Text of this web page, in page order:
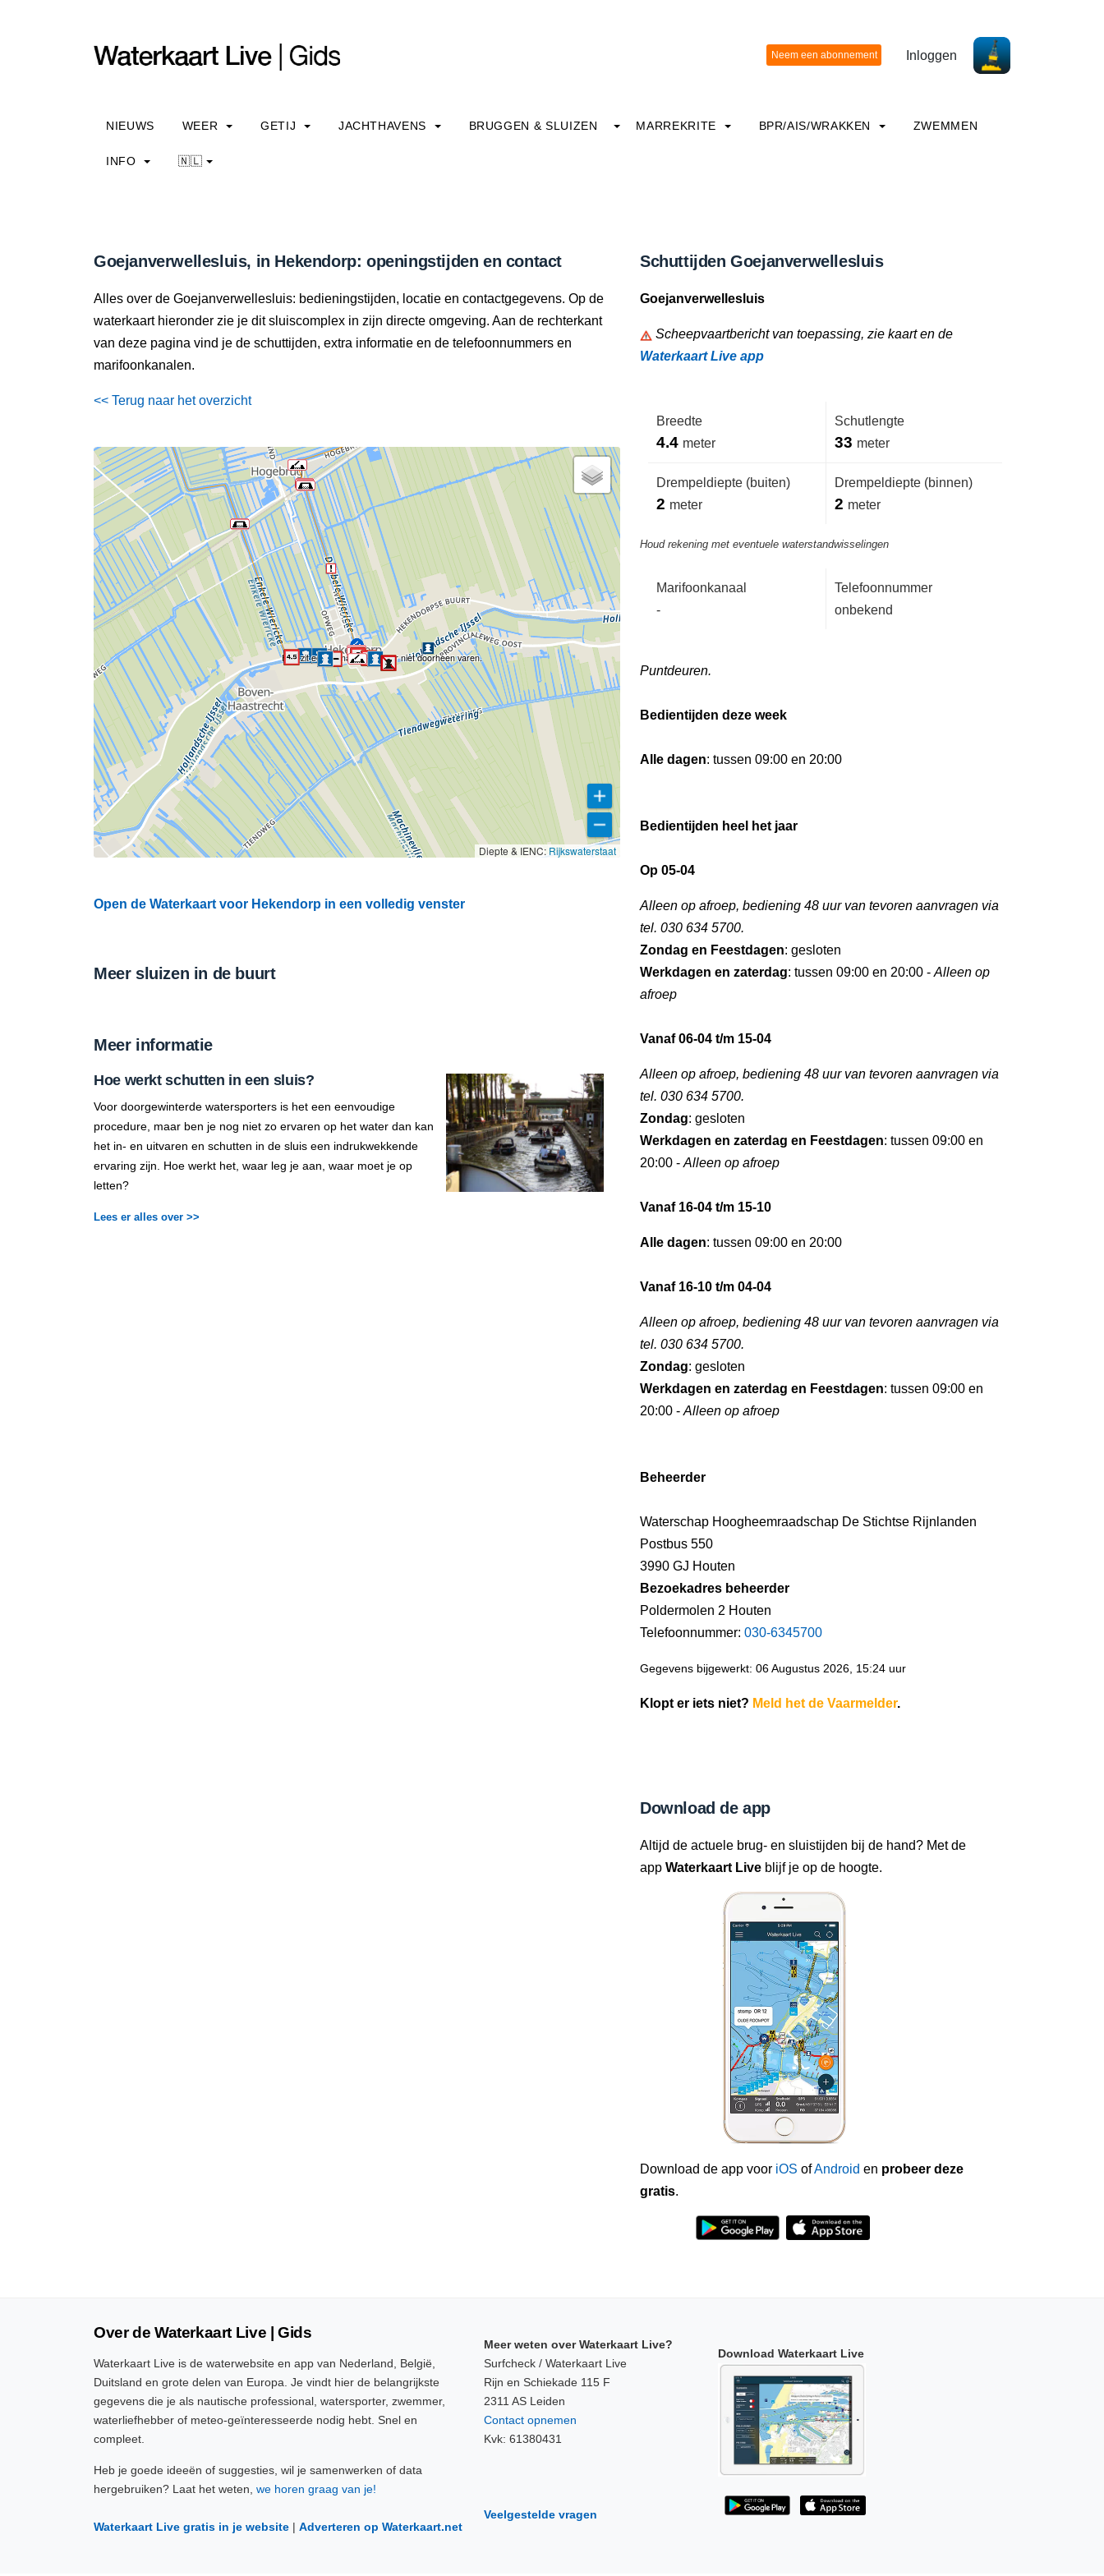
Inloggen
NIEUWS WEER GETIJ JACHTHAVENS BRUGGEN & SLUIZEN MARREKRITE BPR/AIS/WRAKKEN ZWEMMEN
INFO 🇳🇱
Goejanverwellesluis, in Hekendorp: openingstijden en contact
Alles over de Goejanverwellesluis: bedieningstijden, locatie en contactgegevens. Op de
waterkaart hieronder zie je dit sluiscomplex in zijn directe omgeving. Aan de rechterkant
van deze pagina vind je de schuttijden, extra informatie en de telefoonnummers en
marifoonkanalen.
<< Terug naar het overzicht
Hier zit een gemaal. Je kan er niet doorheen varen.
Diepte & IENC: Rijkswaterstaat
Open de Waterkaart voor Hekendorp in een volledig venster
Meer sluizen in de buurt
Meer informatie
Hoe werkt schutten in een sluis?
Voor doorgewinterde watersporters is het een eenvoudige
procedure, maar ben je nog niet zo ervaren op het water dan kan
het in- en uitvaren en schutten in de sluis een indrukwekkende
ervaring zijn. Hoe werkt het, waar leg je aan, waar moet je op
letten?
Lees er alles over >>
Schuttijden Goejanverwellesluis
Goejanverwellesluis
Scheepvaartbericht van toepassing, zie kaart en de
Waterkaart Live app
Breedte
4.4 meter
Schutlengte
33 meter
Drempeldiepte (buiten)
2 meter
Drempeldiepte (binnen)
2 meter
Houd rekening met eventuele waterstandwisselingen
Marifoonkanaal
-
Telefoonnummer
onbekend
Puntdeuren.
Bedientijden deze week
Alle dagen: tussen 09:00 en 20:00
Bedientijden heel het jaar
Op 05-04
Alleen op afroep, bediening 48 uur van tevoren aanvragen via
tel. 030 634 5700.
Zondag en Feestdagen: gesloten
Werkdagen en zaterdag: tussen 09:00 en 20:00 - Alleen op
afroep
Vanaf 06-04 t/m 15-04
Alleen op afroep, bediening 48 uur van tevoren aanvragen via
tel. 030 634 5700.
Zondag: gesloten
Werkdagen en zaterdag en Feestdagen: tussen 09:00 en
20:00 - Alleen op afroep
Vanaf 16-04 t/m 15-10
Alle dagen: tussen 09:00 en 20:00
Vanaf 16-10 t/m 04-04
Alleen op afroep, bediening 48 uur van tevoren aanvragen via
tel. 030 634 5700.
Zondag: gesloten
Werkdagen en zaterdag en Feestdagen: tussen 09:00 en
20:00 - Alleen op afroep
Beheerder
Waterschap Hoogheemraadschap De Stichtse Rijnlanden
Postbus 550
3990 GJ Houten
Bezoekadres beheerder
Poldermolen 2 Houten
Telefoonnummer: 030-6345700
Gegevens bijgewerkt: 06 Augustus 2026, 15:24 uur
Klopt er iets niet? Meld het de Vaarmelder.
Download de app
Altijd de actuele brug- en sluistijden bij de hand? Met de
app Waterkaart Live blijf je op de hoogte.
Download de app voor iOS ofAndroid en probeer deze
gratis.
Over de Waterkaart Live | Gids
Waterkaart Live is de waterwebsite en app van Nederland, België,
Duitsland en grote delen van Europa. Je vindt hier de belangrijkste
gegevens die je als nautische professional, watersporter, zwemmer,
waterliefhebber of meteo-geïnteresseerde nodig hebt. Snel en
compleet.
Heb je goede ideeën of suggesties, wil je samenwerken of data
hergebruiken? Laat het weten, we horen graag van je!
Waterkaart Live gratis in je website | Adverteren op Waterkaart.net
Meer weten over Waterkaart Live?
Surfcheck / Waterkaart Live
Rijn en Schiekade 115 F
2311 AS Leiden
Contact opnemen
Kvk: 61380431
Veelgestelde vragen
Download Waterkaart Live